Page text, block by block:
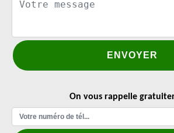
On vous rappelle